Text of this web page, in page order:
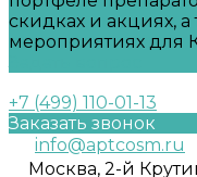
скидках и акциях,
мероприятиях для
+7 (499) 110-01-13
Заказать звонок
info@aptcosm.ru
Москва, 2-й